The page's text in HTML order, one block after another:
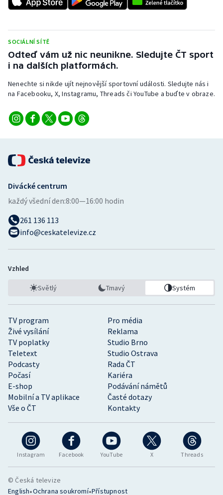
SOCIÁLNÍ SÍTĚ
Odteď vám už nic neunikne. Sledujte ČT sport
i na dalších platformách.
Nenechte si nikde ujít nejnovější sportovní události. Sledujte nás i
na Facebooku, X, Instagramu, Threads či YouTube a buďte v obraze.
Instagram Facebook YouTube X Threads
TV program
Pro média
Živé vysílání
Reklama
TV poplatky
Studio Brno
Teletext
Studio Ostrava
Podcasty
Rada ČT
Počasí
Kariéra
E-shop
Podávání námětů
Mobilní a TV aplikace
Časté dotazy
Vše o ČT
Kontakty
Divácké centrum
každý všední den:8:00—16:00 hodin
261 136 113
info@ceskatelevize.cz
Vzhled
Světlý Tmavý Systém
© Česká televize
English•Ochrana soukromí•Přístupnost